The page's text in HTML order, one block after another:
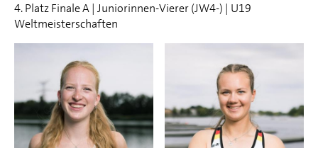
4. Platz Finale A | Juniorinnen-Vierer (JW4-) | U19
Weltmeisterschaften